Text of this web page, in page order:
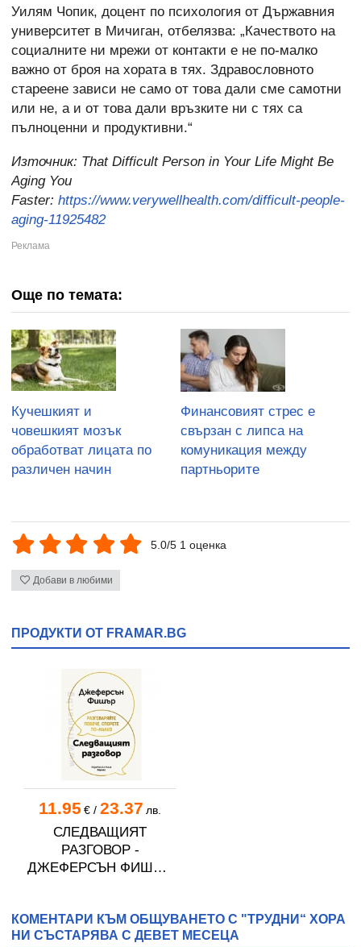
Уилям Чопик, доцент по психология от Държавния
университет в Мичиган, отбелязва: „Качеството на
социалните ни мрежи от контакти е не по-малко
важно от броя на хората в тях. Здравословното
стареене зависи не само от това дали сме самотни
или не, а и от това дали връзките ни с тях са
пълноценни и продуктивни.“
Източник: That Difficult Person in Your Life Might Be
Aging You
Faster: https://www.verywellhealth.com/difficult-people-
aging-11925482
Още по темата:
Кучешкият и
човешкият мозък
обработват лицата по
различен начин
Финансовият стрес е
свързан с липса на
комуникация между
партньорите
5.0/5 1 оценка
Добави в любими
ПРОДУКТИ ОТ FRAMAR.BG
11.95 € / 23.37 лв.
СЛЕДВАЩИЯТ
РАЗГОВОР -
ДЖЕФЕРСЪН ФИШЪР
КОМЕНТАРИ КЪМ ОБЩУВАНЕТО С "ТРУДНИ“ ХОРА
НИ СЪСТАРЯВА С ДЕВЕТ МЕСЕЦА